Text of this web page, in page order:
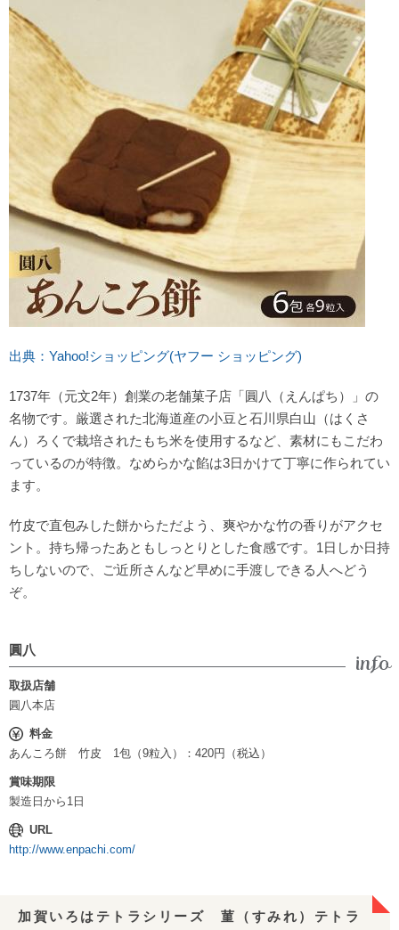
金沢の定番お土産が買えるおすすめのショップ
金沢百番街
クロスゲート金沢
近江町市場
今ならタクシー初乗り10回無料！
出典：Yahoo!ショッピング(ヤフー ショッピング)
1737年（元文2年）創業の老舗菓子店「圓八（えんぱち）」の
名物です。厳選された北海道産の小豆と石川県白山（はくさ
ん）ろくで栽培されたもち米を使用するなど、素材にもこだわ
っているのが特徴。なめらかな餡は3日かけて丁寧に作られてい
ます。
竹皮で直包みした餅からただよう、爽やかな竹の香りがアクセ
ント。持ち帰ったあともしっとりとした食感です。1日しか日持
ちしないので、ご近所さんなど早めに手渡しできる人へどう
ぞ。
圓八
取扱店舗
圓八本店
料金
あんころ餅 竹皮 1包（9粒入）：420円（税込）
賞味期限
製造日から1日
URL
http://www.enpachi.com/
加賀いろはテトラシリーズ 菫（すみれ）テトラ